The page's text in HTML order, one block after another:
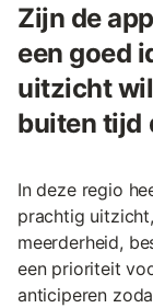
Zijn de
een goed
uitzicht
buiten tijd
In deze regio
prachtig
meerderheid,
een prioriteit
anticiperen